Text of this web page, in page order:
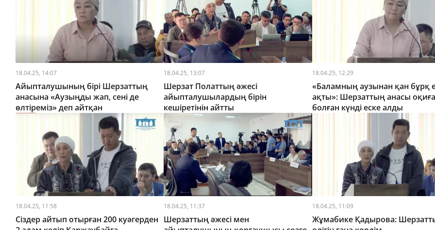
18.04.25, 14:07
Айыпталушының бірі Шерзаттың
анасына «Аузыңды жап, сені де
өлтіреміз» деп айтқан
18.04.25, 13:07
Шерзат Полаттың әжесі
айыпталушылардың бірін
кешіретінін айтты
18.04.25, 12:29
«Баламның аузынан қан бұрқ
ақты»: Шерзаттың анасы оқиға
болған күнді еске алды
18.04.25, 11:58
Сіздер айтып отырған 200 куәгерден
18.04.25, 11:37
Шерзаттың әжесі мен
18.04.25, 11:09
Жұмабике Қадырова: